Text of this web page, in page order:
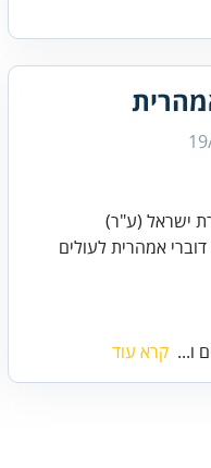
אמהרית לעולים
ו... קרא עוד